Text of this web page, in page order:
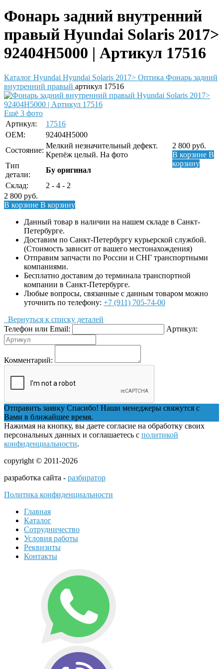
Фонарь задний внутренний
правый Hyundai Solaris 2017>
92404H5000 | Артикул 17516
Каталог Hyundai Hyundai Solaris 2017> Оптика Фонарь задний
внутренний правый артикул 17516
Ещё 3 фото
Артикул:
17516
2 800 руб.
В корзине В
корзину
OEM:
92404H5000
Состояние:
Мелкий незначительный дефект.
Крепёж целый. На фото
Тип
детали:
Бу оригинал
Склад:
2 - 4 - 2
2 800 руб.
В корзине В корзину
Данный товар в наличии на нашем складе в Санкт-
Петербурге.
Доставим по Санкт-Петербургу курьерской службой.
(Стоимость зависит от вашего местонахождения)
Отправим запчасти по России и СНГ транспортными
компаниями.
Бесплатно доставим до терминала транспортной
компании в Санкт-Петербурге.
Любые вопросы, связанные с данным товаром можно
уточнить по телефону: +7 (911) 705-74-00
Вернуться к списку деталей
Телефон или Email:
Артикул:
Комментарий:
Отправить заявку Спасибо! Наши менеджеры свяжутся с
Вами в ближайшее время.
Нажимая на кнопку, вы даете согласие на обработку своих
персональных данных и соглашаетесь с политикой
конфиденциальности.
copyright © 2011-2026
разработка сайта - разбиратор
Политика конфиденциальности
Главная
Каталог
Сотрудничество
Условия работы
Реквизиты
Контакты